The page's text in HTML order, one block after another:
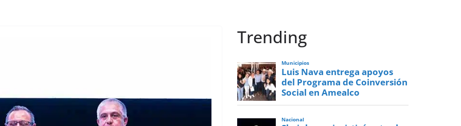
Trending
Municipios
Luis Nava entrega apoyos
del Programa de Coinversión
Social en Amealco
Nacional